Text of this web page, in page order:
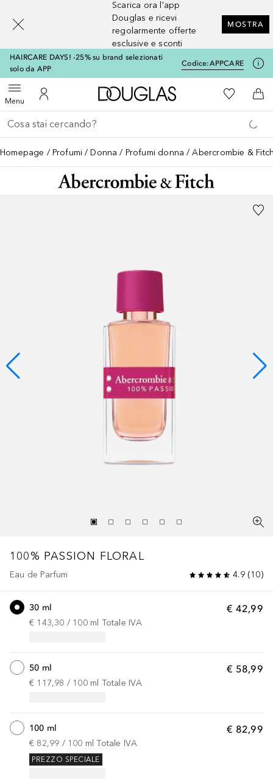
Scarica ora l'app
Douglas e ricevi
regolarmente offerte
esclusive e sconti
MOSTRA
HAIRCARE DAYS! -25% su brand selezionati
solo da APP
Codice:APPCARE
MenuApri menuAl Mio Account
A Douglas HomeAlla Mia
Al
Torna indietro
Esegui ricerca
Homepage Profumi Donna Profumi donna Abercrombie &
100% PASSION FLORAL
Eau de Parfum 4.9(10)
€ 42,99
30 ml
€ 143,30 / 100 ml Totale IVA
€ 58,99
50 ml
€ 117,98 / 100 ml Totale IVA
€ 82,99
100 ml
€ 82,99 / 100 ml Totale IVA
PREZZO SPECIALE
[navigation.slideout.screenreader]